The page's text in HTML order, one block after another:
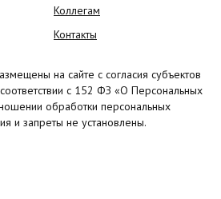
Коллегам
Контакты
на сайте с согласия субъектов
с 152 ФЗ «О Персональных
обработки персональных
и запреты не установлены.